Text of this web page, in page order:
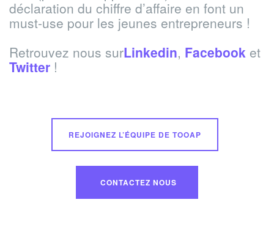
déclaration du chiffre d’affaire en font un
must-use pour les jeunes entrepreneurs !
Retrouvez nous surLinkedin, Facebook et
Twitter !
REJOIGNEZ L’ÉQUIPE DE TOOAP
CONTACTEZ NOUS